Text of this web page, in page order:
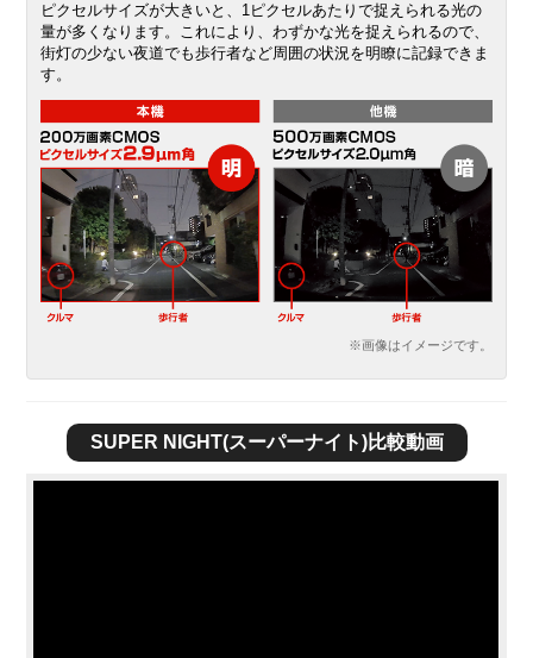
ピクセルサイズが大きいと、1ピクセルあたりで捉えられる光の
量が多くなります。これにより、わずかな光を捉えられるので、
街灯の少ない夜道でも歩行者など周囲の状況を明瞭に記録できま
す。
※画像はイメージです。
SUPER NIGHT(スーパーナイト)比較動画